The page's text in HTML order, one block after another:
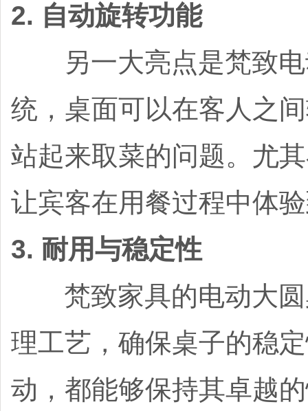
2. 自动旋转功能
另一大亮点是梵致电
统，桌面可以在客人之
站起来取菜的问题。尤
让宾客在用餐过程中体
3. 耐用与稳定性
梵致家具的电动大圆
理工艺，确保桌子的稳
动，都能够保持其卓越